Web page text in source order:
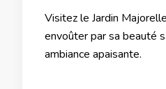
Visitez le Jardin
envoûter par sa beauté
ambiance apaisante.